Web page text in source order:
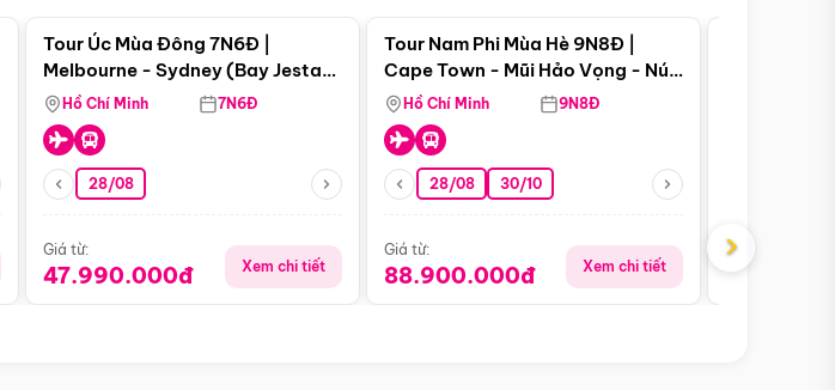
Tour Úc Mùa Đông 7N6Đ |
Melbourne - Sydney (Bay Jestar
Airways)
Hồ Chí Minh 7N6Đ
28/08
Giá từ:
47.990.000đ Xem chi tiết
Tour Nam Phi Mùa Hè 9N8Đ |
Cape Town - Mũi Hảo Vọng - Núi
Bàn - Johannesburg - Pretoria -
Safari - Lodge
Hồ Chí Minh 9N8Đ
28/08 30/10
Giá từ:
88.900.000đ Xem chi tiết
Giá từ:
›